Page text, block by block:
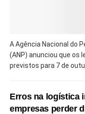
A Agência Nacional do
(ANP) anunciou que os
previstos para 7 de
Erros na logística
empresas perder